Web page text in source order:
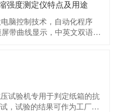
度测定仪特点及用途
脑控制技术，自动化程序
带曲线显示，中英文双语言
试验机专用于判定纸箱的抗
，试验的结果可作为工厂堆